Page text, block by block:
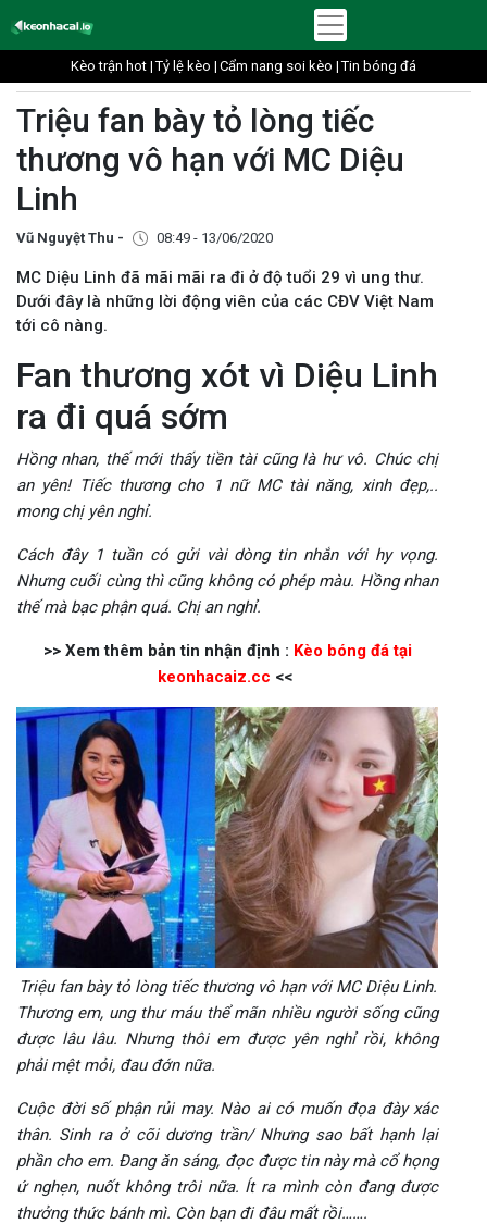
Kèo trận hot | Tỷ lệ kèo | Cẩm nang soi kèo | Tin bóng đá
Triệu fan bày tỏ lòng tiếc
thương vô hạn với MC Diệu
Linh
Vũ Nguyệt Thu - 08:49 - 13/06/2020
MC Diệu Linh đã mãi mãi ra đi ở độ tuổi 29 vì ung thư.
Dưới đây là những lời động viên của các CĐV Việt Nam
tới cô nàng.
Fan thương xót vì Diệu Linh
ra đi quá sớm
Hồng nhan, thế mới thấy tiền tài cũng là hư vô. Chúc chị
an yên! Tiếc thương cho 1 nữ MC tài năng, xinh đẹp,..
mong chị yên nghỉ.
Cách đây 1 tuần có gửi vài dòng tin nhắn với hy vọng.
Nhưng cuối cùng thì cũng không có phép màu. Hồng nhan
thế mà bạc phận quá. Chị an nghỉ.
>> Xem thêm bản tin nhận định : Kèo bóng đá tại
keonhacaiz.cc <<
Triệu fan bày tỏ lòng tiếc thương vô hạn với MC Diệu Linh.
Thương em, ung thư máu thể mãn nhiều người sống cũng
được lâu lâu. Nhưng thôi em được yên nghỉ rồi, không
phải mệt mỏi, đau đớn nữa.
Cuộc đời số phận rủi may. Nào ai có muốn đọa đày xác
thân. Sinh ra ở cõi dương trần/ Nhưng sao bất hạnh lại
phần cho em. Đang ăn sáng, đọc được tin này mà cổ họng
ứ nghẹn, nuốt không trôi nữa. Ít ra mình còn đang được
thưởng thức bánh mì. Còn bạn đi đâu mất rồi…….